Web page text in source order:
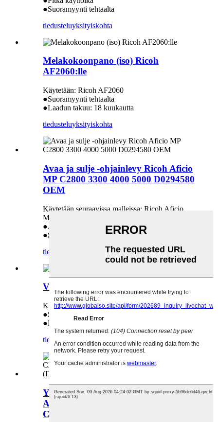
●Suoramyynti tehtaalta
tiedusteluyksityiskohta
Melakokoonpano (iso) Ricoh
AF2060:lle
Käytetään: Ricoh AF2060
●Suoramyynti tehtaalta
●Laadun takuu: 18 kuukautta
tiedusteluyksityiskohta
Avaa ja sulje -ohjainlevy Ricoh Aficio
MP C2800 3300 4000 5000 D0294580
OEM
Käytetään seuraavissa malleissa: Ricoh Aficio
MP C2800 3300 4000 5000 D0294580
●Alkuperä
●Suoramyynti tehtaalta
tiedustelu
yksityiskohta
Väriainekasetti Ricoh MP4055:lle
Käytetään: Ricoh MP4055
●Suoramyynti tehtaalta
●Laadun takuu: 18 kuukautta
tiedustelu
yksityiskohta
Ylempi erotuspysäytinpidike Ricoh
Aficio MP C2800 C3300 C4000
C5000 -tulostimelle (D029-6316)